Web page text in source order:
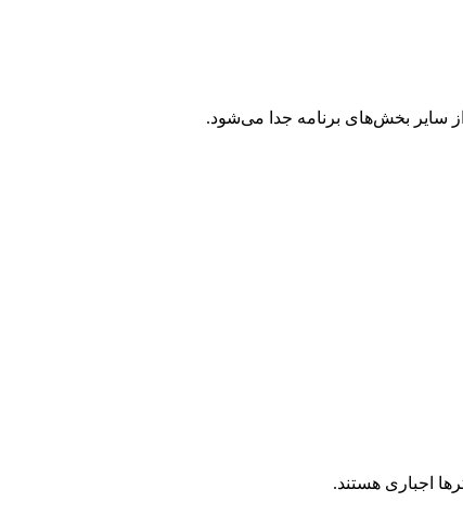
اجباری هستند.